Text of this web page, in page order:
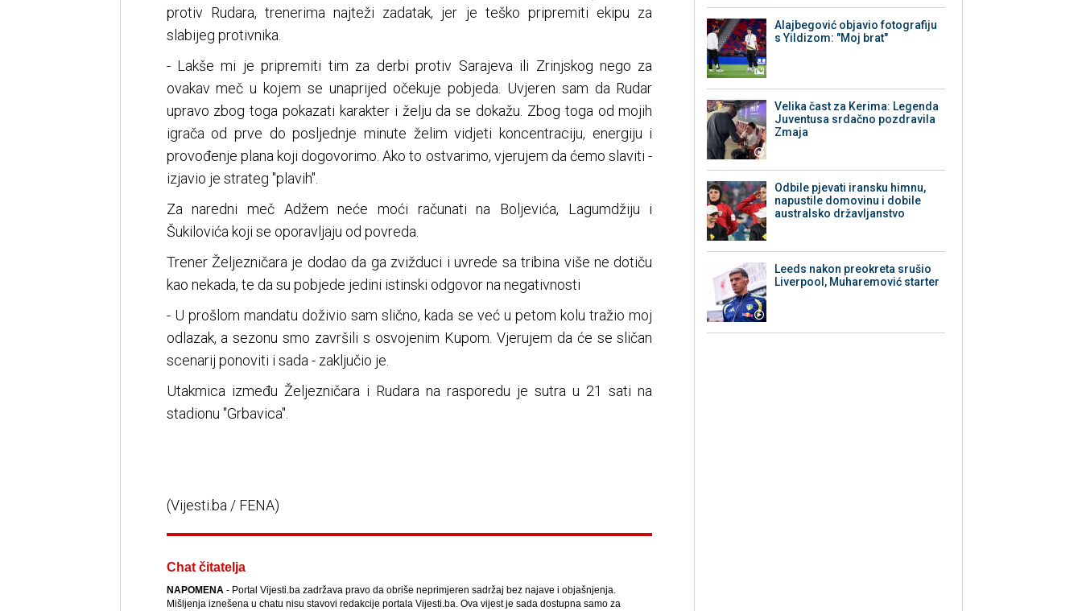
protiv Rudara, trenerima najteži zadatak, jer je teško pripremiti ekipu za
slabijeg protivnika.
- Lakše mi je pripremiti tim za derbi protiv Sarajeva ili Zrinjskog nego za
ovakav meč u kojem se unaprijed očekuje pobjeda. Uvjeren sam da Rudar
upravo zbog toga pokazati karakter i želju da se dokažu. Zbog toga od mojih
igrača od prve do posljednje minute želim vidjeti koncentraciju, energiju i
provođenje plana koji dogovorimo. Ako to ostvarimo, vjerujem da ćemo slaviti -
izjavio je strateg "plavih".
Za naredni meč Adžem neće moći računati na Boljevića, Lagumdžiju i
Šukilovića koji se oporavljaju od povreda.
Trener Željezničara je dodao da ga zvižduci i uvrede sa tribina više ne dotiču
kao nekada, te da su pobjede jedini istinski odgovor na negativnosti
- U prošlom mandatu doživio sam slično, kada se već u petom kolu tražio moj
odlazak, a sezonu smo završili s osvojenim Kupom. Vjerujem da će se sličan
scenarij ponoviti i sada - zaključio je.
Utakmica između Željezničara i Rudara na rasporedu je sutra u 21 sati na
stadionu "Grbavica".
(Vijesti.ba / FENA)
Chat čitatelja
NAPOMENA- Portal Vijesti.ba zadržava pravo da obriše neprimjeren sadržaj bez najave i objašnjenja.
Mišljenja iznešena u chatu nisu stavovi redakcije portala Vijesti.ba. Ova vijest je sada dostupna samo za
Alajbegović objavio fotografiju
s Yildizom: "Moj brat"
Velika čast za Kerima: Legenda
Juventusa srdačno pozdravila
Zmaja
Odbile pjevati iransku himnu,
napustile domovinu i dobile
australsko državljanstvo
Leeds nakon preokreta srušio
Liverpool, Muharemović starter